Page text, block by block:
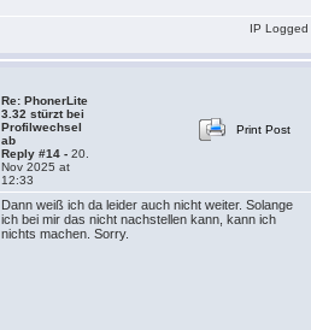
IP Logged
Re: PhonerLite
3.32 stürzt bei
Profilwechsel
ab
Reply #14 - 20.
Nov 2025 at
12:33
Print Post
Dann weiß ich da leider auch nicht weiter. Solange
ich bei mir das nicht nachstellen kann, kann ich
nichts machen. Sorry.